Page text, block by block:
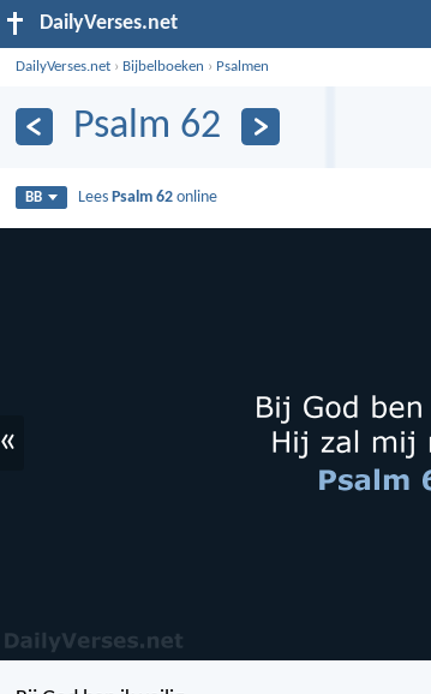
DailyVerses.net
DailyVerses.net › Bijbelboeken › Psalmen
Psalm 62
BB Lees Psalm 62 online
«